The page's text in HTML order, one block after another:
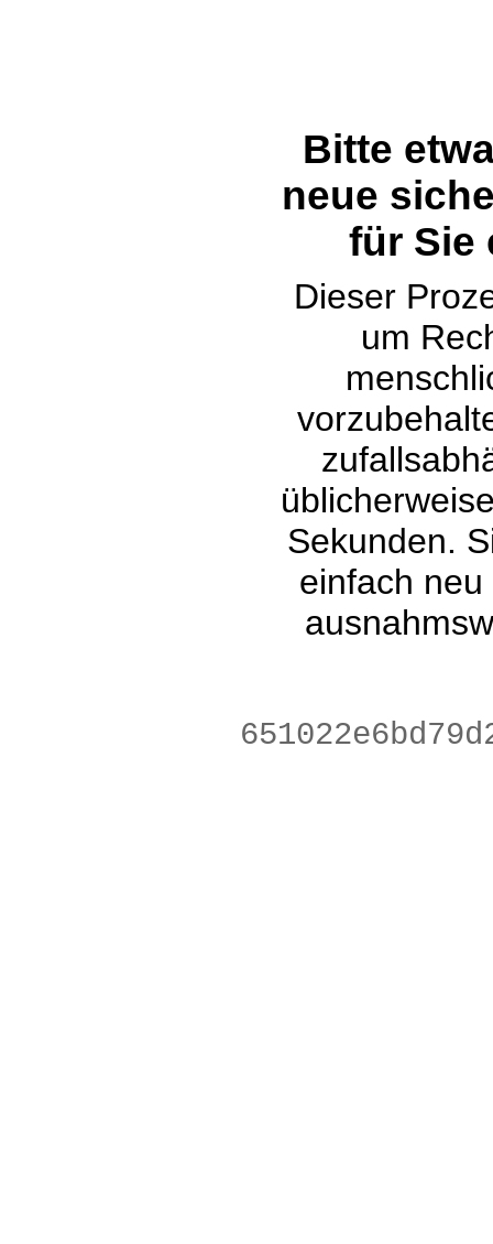
Bitte
neue
für Sie
Dieser
um
Sekunden.
einfach